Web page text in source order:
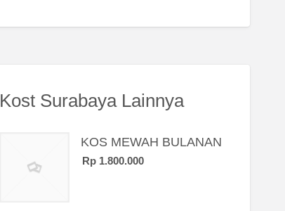
Kost Surabaya Lainnya
KOS MEWAH BULANAN
Rp 1.800.000